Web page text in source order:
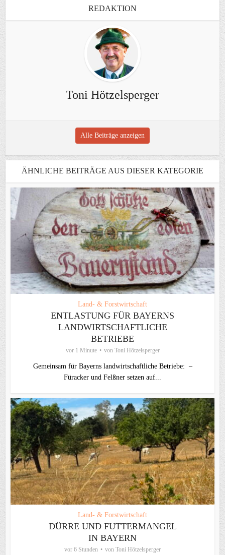
REDAKTION
Toni Hötzelsperger
Alle Beiträge anzeigen
ÄHNLICHE BEITRÄGE AUS DIESER KATEGORIE
Land- & Forstwirtschaft
ENTLASTUNG FÜR BAYERNS
LANDWIRTSCHAFTLICHE
BETRIEBE
vor 1 Minute von Toni Hötzelsperger
Gemeinsam für Bayerns landwirtschaftliche Betriebe: –
Füracker und Felßner setzen auf...
Land- & Forstwirtschaft
DÜRRE UND FUTTERMANGEL
IN BAYERN
vor 6 Stunden von Toni Hötzelsperger